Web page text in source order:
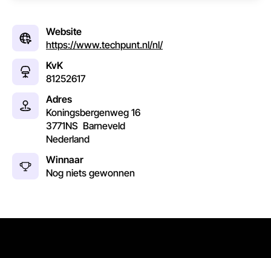
Website
https://www.techpunt.nl/nl/
KvK
81252617
Adres
Koningsbergenweg 16
3771NS Barneveld
Nederland
Winnaar
Nog niets gewonnen